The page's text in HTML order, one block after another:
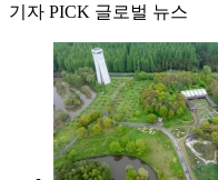
기자 PICK 글로벌 뉴스